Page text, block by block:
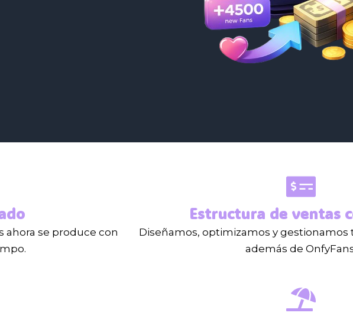
ahora se produce con
Estructura de ventas
Diseñamos, optimizamos y gestionamos
además de